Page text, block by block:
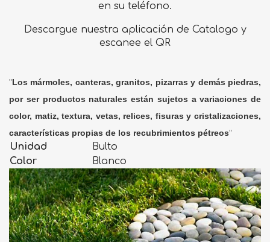
Descargue nuestra aplicación de Catalogo y
escanee el QR
"Los mármoles, canteras, granitos, pizarras y demás piedras,
por ser productos naturales están sujetos a variaciones de
color, matiz, textura, vetas, relices, fisuras y cristalizaciones,
características propias de los recubrimientos pétreos"
Unidad
Bulto
Color
Blanco